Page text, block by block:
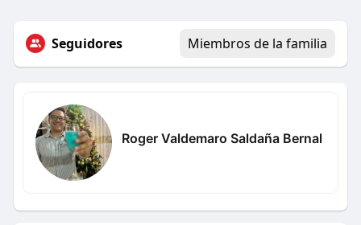
Seguidores Miembros de la familia
Roger Valdemaro Saldaña Bernal